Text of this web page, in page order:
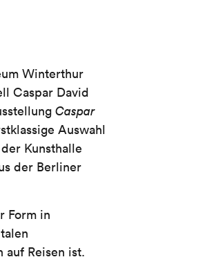
Winterthur
Caspar David
Caspar
Auswahl
der Kunsthalle
der Berliner
Form in
Reisen ist.